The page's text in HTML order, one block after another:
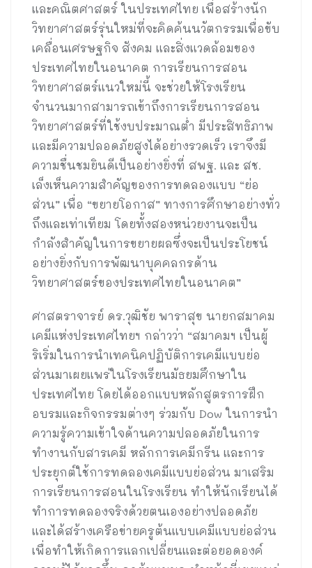
และคณิตศาสตร์ ในประเทศไทย เพื่อสร้างนัก
วิทยาศาสตร์รุ่นใหม่ที่จะคิดค้นนวัตกรรมเพื่อขับ
เคลื่อนเศรษฐกิจ สังคม และสิ่งแวดล้อมของ
ประเทศไทยในอนาคต การเรียนการสอน
วิทยาศาสตร์แนวใหม่นี้ จะช่วยให้โรงเรียน
จำนวนมากสามารถเข้าถึงการเรียนการสอน
วิทยาศาสตร์ที่ใช้งบประมาณต่ำ มีประสิทธิภาพ
และมีความปลอดภัยสูงได้อย่างรวดเร็ว เราจึงมี
ความชื่นชมยินดีเป็นอย่างยิ่งที่ สพฐ. และ สช.
เล็งเห็นความสำคัญของการทดลองแบบ “ย่อ
ส่วน” เพื่อ “ขยายโอกาส” ทางการศึกษาอย่างทั่ว
ถึงและเท่าเทียม โดยทั้งสองหน่วยงานจะเป็น
กำลังสำคัญในการขยายผลซึ่งจะเป็นประโยชน์
อย่างยิ่งกับการพัฒนาบุคคลกรด้าน
วิทยาศาสตร์ของประเทศไทยในอนาคต”
ศาสตราจารย์ ดร.วุฒิชัย พาราสุข นายกสมาคม
เคมีแห่งประเทศไทยฯ กล่าวว่า “สมาคมฯ เป็นผู้
ริเริ่มในการนำเทคนิคปฏิบัติการเคมีแบบย่อ
ส่วนมาเผยแพร่ในโรงเรียนมัธยมศึกษาใน
ประเทศไทย โดยได้ออกแบบหลักสูตรการฝึก
อบรมและกิจกรรมต่างๆ ร่วมกับ Dow ในการนำ
ความรู้ความเข้าใจด้านความปลอดภัยในการ
ทำงานกับสารเคมี หลักการเคมีกรีน และการ
ประยุกต์ใช้การทดลองเคมีแบบย่อส่วน มาเสริม
การเรียนการสอนในโรงเรียน ทำให้นักเรียนได้
ทำการทดลองจริงด้วยตนเองอย่างปลอดภัย
และได้สร้างเครือข่ายครูต้นแบบเคมีแบบย่อส่วน
เพื่อทำให้เกิดการแลกเปลี่ยนและต่อยอดองค์